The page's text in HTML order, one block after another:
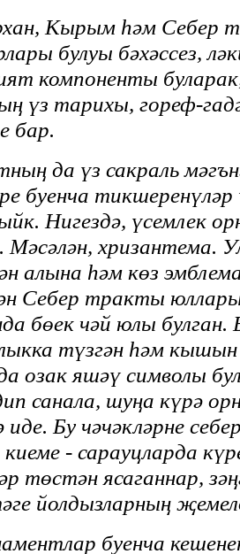
Кырым һәм Себер
булуы бәхәссез,
компоненты
үз тарихы, гореф-
бар.
да үз сакраль
буенча
Нигездә, үсемлек
Мәсәлән, хризантема.
алына һәм көз
Себер тракты юллары
бөек чәй юлы булган.
түзгән һәм
озак яшәү символы
санала, шуңа күрә
Бу чәчәкләрне
- сарауцларда
төстән ясаганнар,
йолдызларның
буенча